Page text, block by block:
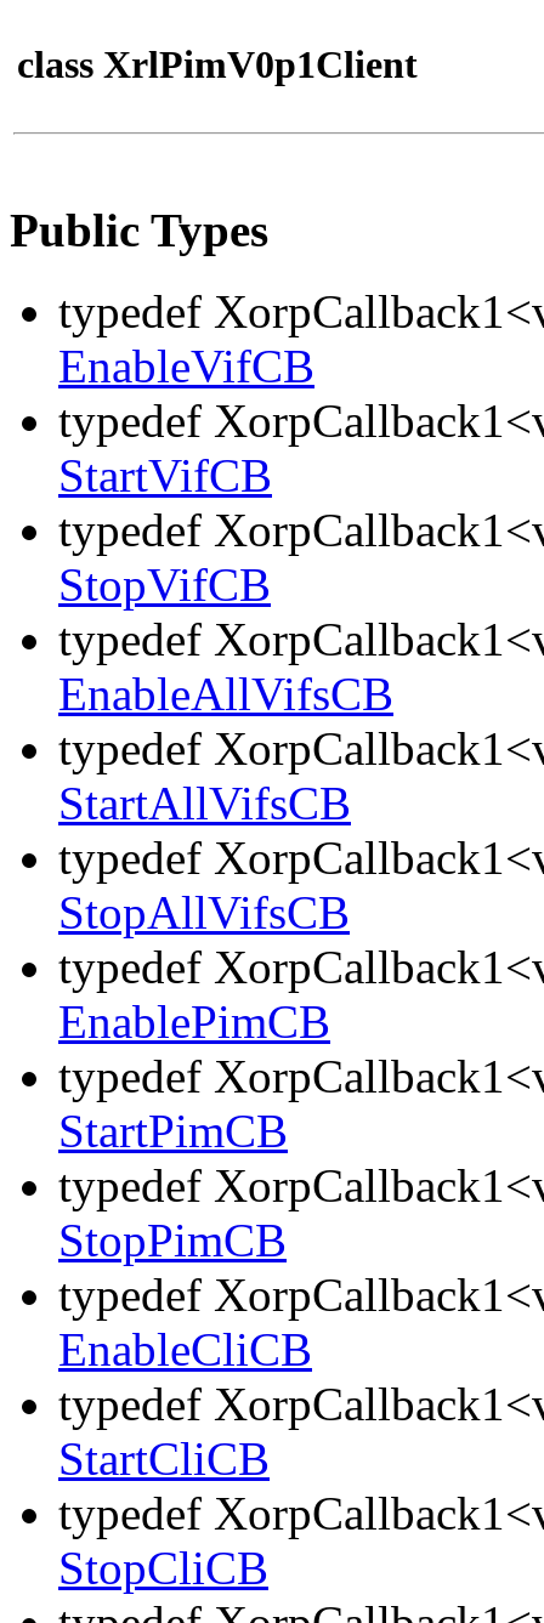
class XrlPimV0p1Client
Public Types
typedef
EnableVifCB
typedef
StartVifCB
typedef
StopVifCB
typedef
EnableAllVifsCB
typedef
StartAllVifsCB
typedef
StopAllVifsCB
typedef
EnablePimCB
typedef
StartPimCB
typedef
StopPimCB
typedef
EnableCliCB
typedef
StartCliCB
typedef
StopCliCB